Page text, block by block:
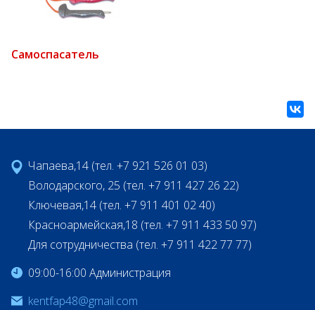
Самоспасатель
Чапаева,14 (тел. +7 921 526 01 03)
Володарского, 25 (тел. +7 911 427 26 22)
Ключевая,14 (тел. +7 911 401 02 40)
Красноармейская,18 (тел. +7 911 433 50 97)
Для сотрудничества (тел. +7 911 422 77 77)
09:00-16:00 Администрация
kentfap48@gmail.com